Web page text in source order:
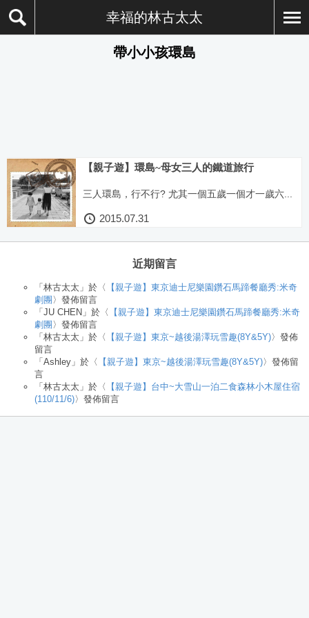
幸福的林古太太
帶小小孩環島
【親子遊】環島~母女三人的鐵道旅行
三人環島，行不行? 尤其一個五歲一個才一歲六...
2015.07.31
近期留言
「 林古太太 」於〈
【親子遊】東京迪士尼樂園鑽石馬蹄餐廳秀:米奇
劇團 〉發佈留言
「 JU CHEN 」於〈
【親子遊】東京迪士尼樂園鑽石馬蹄餐廳秀:米奇
劇團 〉發佈留言
「 林古太太 」於〈 【親子遊】東京~越後湯澤玩雪趣(8Y&5Y)〉發佈
留言
「 Ashley 」於〈 【親子遊】東京~越後湯澤玩雪趣(8Y&5Y)〉發佈留
言
「 林古太太 」於〈
【親子遊】台中~大雪山一泊二食森林小木屋住宿
(110/11/6)〉發佈留言